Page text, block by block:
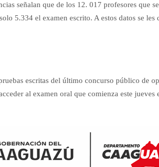
señalan que de los 12. 017 profesores que
5.334 el examen escrito. A estos datos se les
escritas del último concurso público de
al examen oral que comienza este jueves